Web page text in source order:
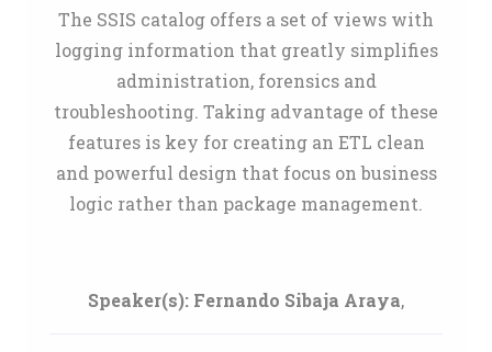
The SSIS catalog offers a set of views with
logging information that greatly simplifies
administration, forensics and
troubleshooting. Taking advantage of these
features is key for creating an ETL clean
and powerful design that focus on business
logic rather than package management.
Speaker(s): Fernando Sibaja Araya,